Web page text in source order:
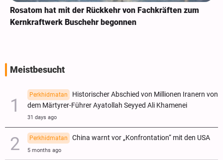
Rosatom hat mit der Rückkehr von Fachkräften zum
Kernkraftwerk Buschehr begonnen
Meistbesucht
Perkhidmatan
Historischer Abschied von Millionen Iranern von
dem Märtyrer-Führer Ayatollah Seyyed Ali Khamenei
31 days ago
Perkhidmatan China warnt vor „Konfrontation“ mit den USA
5 months ago